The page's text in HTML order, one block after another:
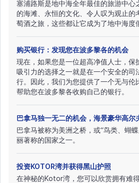
塞浦路斯是地中海全年最佳的旅游中心
的海滩、永恒的文化、令人叹为观止的
萄酒之旅，这些都让它成为了地中海度
购买银行：发现您在波多黎各的机会
现在，如果您是一位超高净值人士，保
吸引力的选择之一就是在一个安全的司
行。因此，我们为您提供了一个无与伦
帮助您在波多黎各收购自己的银行。
巴拿马独一无二的机会，海景豪华高尔
巴拿马被称为美洲之桥，或“鸟类、蝴
丽著称的国家之一。
投资KOTOR湾并获得黑山护照
在神秘的Kotor湾，您可以欣赏拥有难